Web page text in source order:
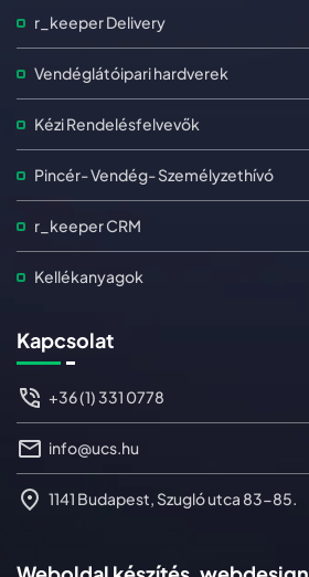
r_keeper Delivery
Vendéglátóipari hardverek
Kézi Rendelésfelvevők
Pincér- Vendég- Személyzethívó
r_keeper CRM
Kellékanyagok
Kapcsolat
+36 (1) 331 0778
info@ucs.hu
1141 Budapest, Szugló utca 83-85.